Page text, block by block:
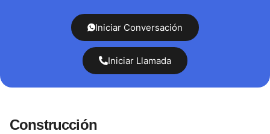
Iniciar Conversación
Iniciar Llamada
Construcción